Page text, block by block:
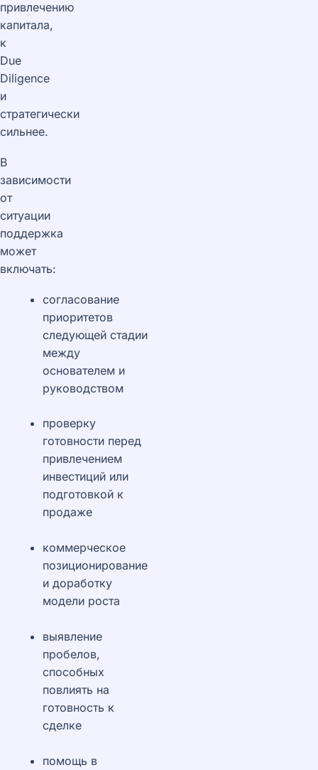
привлечению
капитала,
к
Due
Diligence
и
стратегически
сильнее.
В
зависимости
от
ситуации
поддержка
может
включать:
согласование
приоритетов
следующей стадии
между
основателем и
руководством
проверку
готовности перед
привлечением
инвестиций или
подготовкой к
продаже
коммерческое
позиционирование
и доработку
модели роста
выявление
пробелов,
способных
повлиять на
готовность к
сделке
помощь в